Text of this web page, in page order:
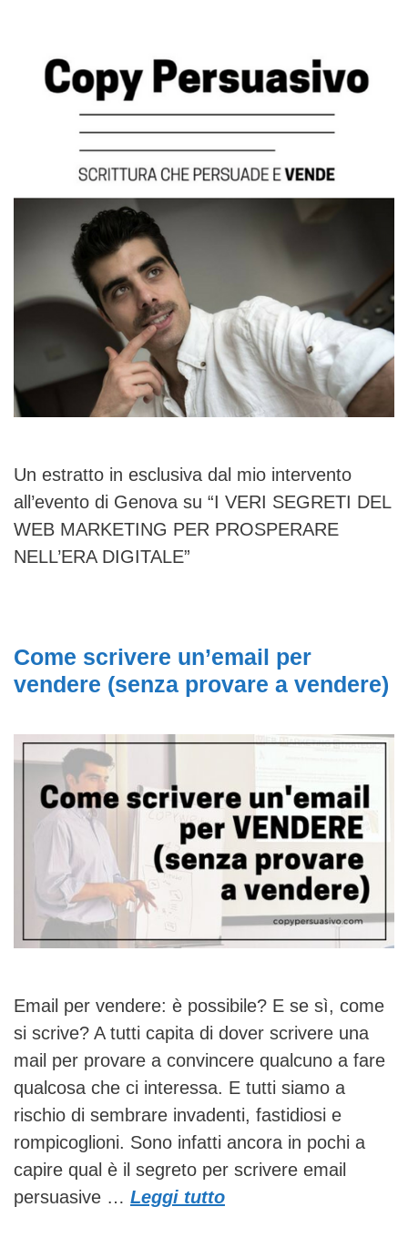
Un estratto in esclusiva dal mio intervento
all’evento di Genova su “I VERI SEGRETI DEL
WEB MARKETING PER PROSPERARE
NELL’ERA DIGITALE”
Come scrivere un’email per
vendere (senza provare a vendere)
Email per vendere: è possibile? E se sì, come
si scrive? A tutti capita di dover scrivere una
mail per provare a convincere qualcuno a fare
qualcosa che ci interessa. E tutti siamo a
rischio di sembrare invadenti, fastidiosi e
rompicoglioni. Sono infatti ancora in pochi a
capire qual è il segreto per scrivere email
persuasive … Leggi tutto